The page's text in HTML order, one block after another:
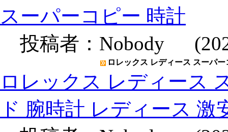
スーパーコピー 時計
投稿者： Nobody
ロレックス レディース スーパ
ロレックス レディース
ド 腕時計 レディース 激